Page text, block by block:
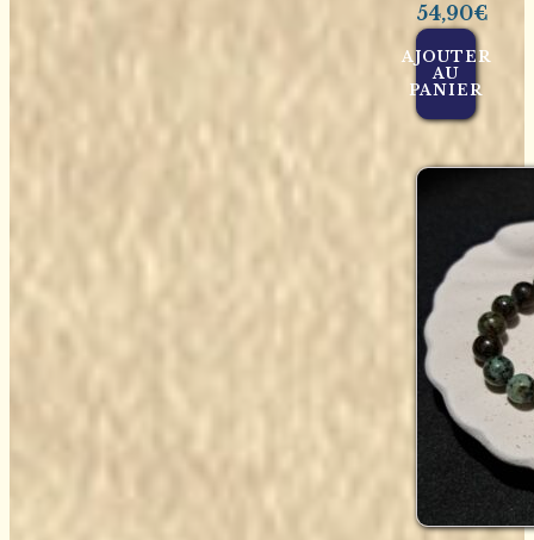
54,90€
AJOUTER
AU
PANIER